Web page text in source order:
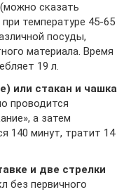
сказать
температуре 45-65
посуды,
материала. Время
19 л.
или стакан и чашка
проводится
а затем
140 минут, тратит 14
и две стрелки
без первичного